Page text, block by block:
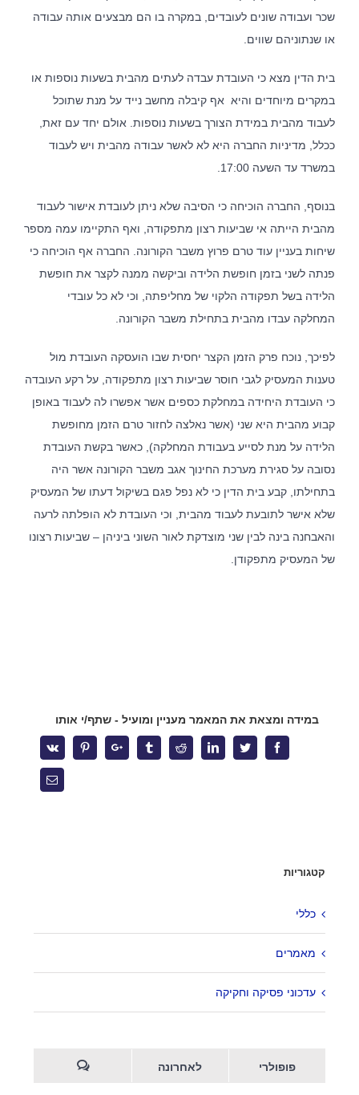
שכר ועבודה שונים לעובדים, במקרה בו הם מבצעים אותה עבודה
או שנתוניהם שווים.
בית הדין מצא כי העובדת עבדה לעתים מהבית בשעות נוספות או
במקרים מיוחדים והיא אף קיבלה מחשב נייד על מנת שתוכל
לעבוד מהבית במידת הצורך בשעות נוספות. אולם יחד עם זאת,
ככלל, מדיניות החברה היא לא לאשר עבודה מהבית ויש לעבוד
במשרד עד השעה 17:00.
בנוסף, החברה הוכיחה כי הסיבה שלא ניתן לעובדת אישור לעבוד
מהבית הייתה אי שביעות רצון מתפקודה, ואף התקיימו עמה מספר
שיחות בעניין עוד טרם פרוץ משבר הקורונה. החברה אף הוכיחה כי
פנתה לשני בזמן חופשת הלידה וביקשה ממנה לקצר את חופשת
הלידה בשל תפקודה הלקוי של מחליפתה, וכי לא כל עובדי
המחלקה עבדו מהבית בתחילת משבר הקורונה.
לפיכך, נוכח פרק הזמן הקצר יחסית שבו הועסקה העובדת מול
טענות המעסיק לגבי חוסר שביעות רצון מתפקודה, על רקע העובדה
כי העובדת היחידה במחלקת כספים אשר אפשרו לה לעבוד באופן
קבוע מהבית היא שני (אשר נאלצה לחזור טרם הזמן מחופשת
הלידה על מנת לסייע בעבודת המחלקה), כאשר בקשת העובדת
נסובה על סגירת מערכת החינוך אגב משבר הקורונה אשר היה
בתחילתו, קבע בית הדין כי לא נפל פגם בשיקול דעתו של המעסיק
שלא אישר לתובעת לעבוד מהבית, וכי העובדת לא הופלתה לרעה
והאבחנה בינה לבין שני מוצדקת לאור השוני ביניהן – שביעות רצונו
של המעסיק מתפקודן.
במידה ומצאת את המאמר מעניין ומועיל - שתף/י אותו
Facebook
Twitter
Linkedin
Reddit
Tumblr
Google+
Pinterest
Vk
Email
קטגוריות
כללי
מאמרים
עדכוני פסיקה וחקיקה
פופולרי לאחרונה
אודות המשרד
לצד מערך השירותים המקצועיים, מציע המשרד ללקוחותיו הכוונה
משפטית אסטרטגית, רשת קשרים ענפה והתמחות ייחודית בתחום
המשפט הקיבוצי. הצוות המוביל של המשרד שימש בתפקידים
בכירים בהסתדרות, אשר הקנו לו ידע מקיף אודות התנהלותם של
ארגוני עובדים. הניסיון העשיר מבטיח ניהול יעיל של משברים ביחסי
עבודה, ללא הליכים משפטיים, לרבות הליכי התארגנות ראשונית,
והתייעלות.
אחריות על השכר לא ניתנת להאצלה – פס"ד המחייב אתכם לבדוק
את עצמכם מחדש
טלפון: 03-5277800